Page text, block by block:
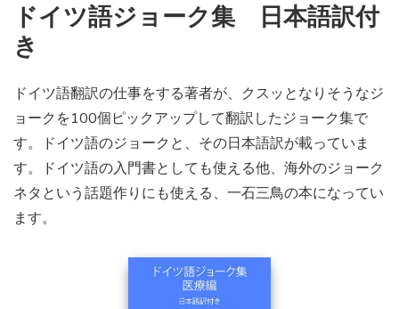
ドイツ語ジョーク集 日本語訳付
き
ドイツ語翻訳の仕事をする著者が、クスッとなりそうなジ
ョークを100個ピックアップして翻訳したジョーク集で
す。ドイツ語のジョークと、その日本語訳が載っていま
す。ドイツ語の入門書としても使える他、海外のジョーク
ネタという話題作りにも使える、一石三鳥の本になってい
ます。